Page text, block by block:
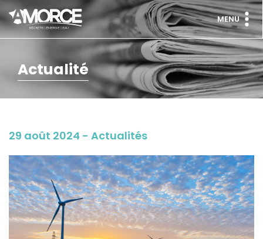
MENU
Actualité
29 août 2024 - Actualités